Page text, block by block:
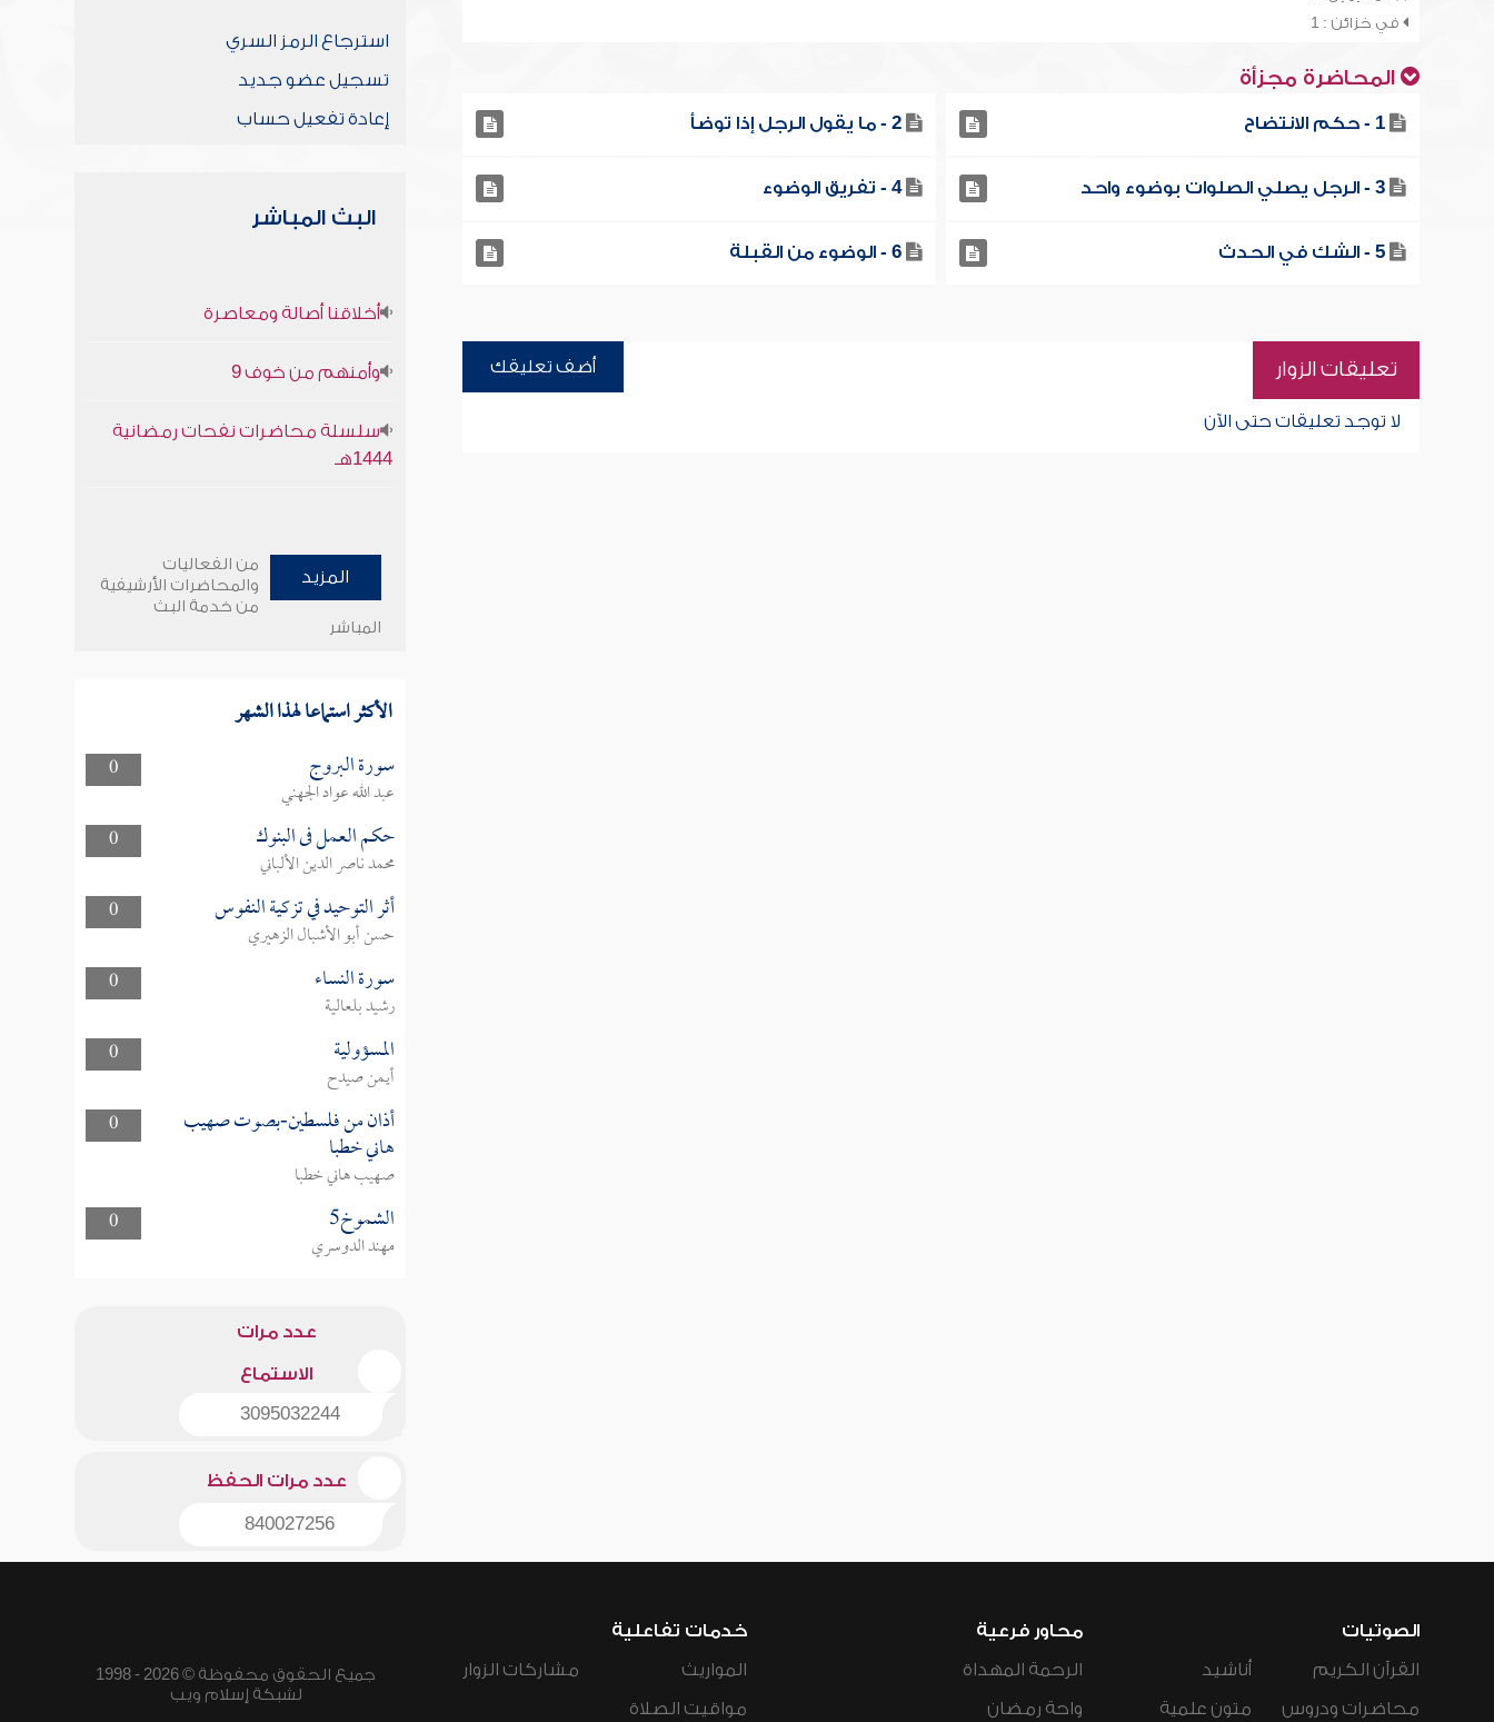
في خزائن : 1
المحاضرة مجزأة
1 - حكم الانتضاح 2 - ما يقول الرجل إذا توضأ
3 - الرجل يصلي الصلوات بوضوء واحد 4 - تفريق الوضوء
5 - الشك في الحدث 6 - الوضوء من القبلة
تعليقات الزوار أضف تعليقك
لا توجد تعليقات حتى الآن
استرجاع الرمز السري
تسجيل عضو جديد
إعادة تفعيل حساب
البث المباشر
أخلاقنا أصالة ومعاصرة
وأمنهم من خوف 9
سلسلة محاضرات نفحات رمضانية
1444هـ
المزيد
من الفعاليات
والمحاضرات الأرشيفية
من خدمة البث
المباشر
الأكثر استماعا لهذا الشهر
0 سورة البروج
عبد الله عواد الجهني
0
حكم العمل فى البنوك
محمد ناصر الدين الألباني
0
أثر التوحيد في تزكية النفوس
حسن أبو الأشبال الزهيري
0
سورة النساء
رشيد بلعالية
0
المسؤولية
أيمن صيدح
0
أذان من فلسطين-بصوت صهيب
هاني خطبا
صهيب هاني خطبا
0
الشموخ5
مهند الدوسري
عدد مرات
الاستماع
3095032244
عدد مرات الحفظ
840027256
الصوتيات
القرآن الكريم
محاضرات ودروس
أناشيد
متون علمية
محاور فرعية
الرحمة المهداة
واحة رمضان
خدمات تفاعلية
المواريث
مواقيت الصلاة
مشاركات الزوار
جميع الحقوق محفوظة © 2026 - 1998
لشبكة إسلام ويب